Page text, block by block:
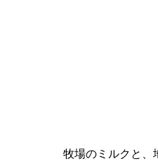
牧場のミルクと、